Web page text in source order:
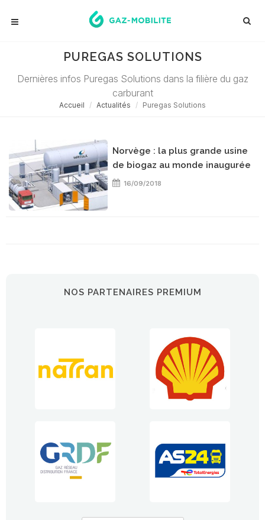
PUREGAS SOLUTIONS
Dernières infos Puregas Solutions dans la filière du gaz
carburant
Accueil Actualités Puregas Solutions
Norvège : la plus grande usine
de biogaz au monde inaugurée
16/09/2018
NOS PARTENAIRES PREMIUM